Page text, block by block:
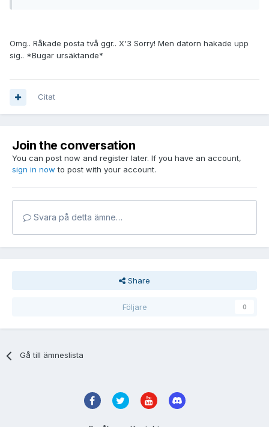
Omg.. Råkade posta två ggr.. X'3 Sorry! Men datorn hakade upp
sig.. *Bugar ursäktande*
Citat
Join the conversation
You can post now and register later. If you have an account,
sign in now to post with your account.
Svara på detta ämne…
Share
Följare 0
Gå till ämneslista